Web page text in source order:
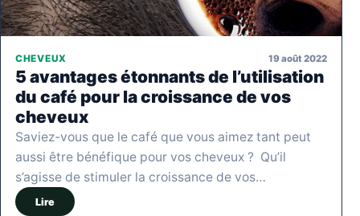
CHEVEUX 19 août 2022
5 avantages étonnants de l’utilisation
du café pour la croissance de vos
cheveux
Saviez-vous que le café que vous aimez tant peut
aussi être bénéfique pour vos cheveux ? Qu’il
s’agisse de stimuler la croissance de vos…
Lire